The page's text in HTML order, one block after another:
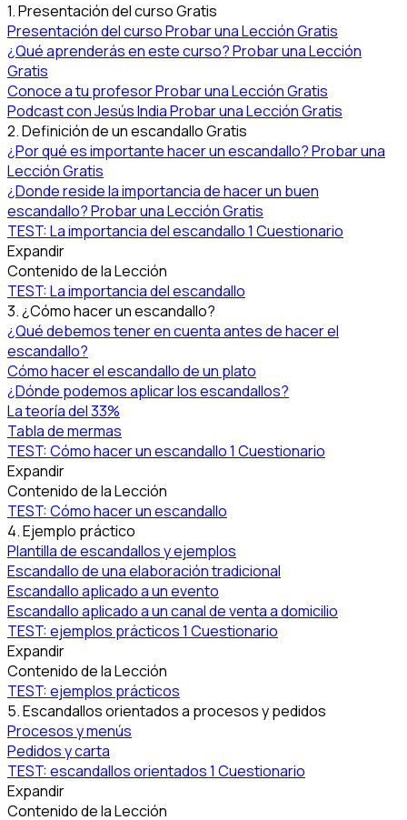
1. Presentación del cursoGratis
Presentación del cursoProbar una Lección Gratis
¿Qué aprenderás en este curso?Probar una Lección
Gratis
Conoce a tu profesorProbar una Lección Gratis
Podcast con Jesús IndiaProbar una Lección Gratis
2. Definición de un escandalloGratis
¿Por qué es importante hacer un escandallo?Probar una
Lección Gratis
¿Donde reside la importancia de hacer un buen
escandallo?Probar una Lección Gratis
TEST: La importancia del escandallo1 Cuestionario
Expandir
Contenido de la Lección
TEST: La importancia del escandallo
3. ¿Cómo hacer un escandallo?
¿Qué debemos tener en cuenta antes de hacer el
escandallo?
Cómo hacer el escandallo de un plato
¿Dónde podemos aplicar los escandallos?
La teoría del 33%
Tabla de mermas
TEST: Cómo hacer un escandallo1 Cuestionario
Expandir
Contenido de la Lección
TEST: Cómo hacer un escandallo
4. Ejemplo práctico
Plantilla de escandallos y ejemplos
Escandallo de una elaboración tradicional
Escandallo aplicado a un evento
Escandallo aplicado a un canal de venta a domicilio
TEST: ejemplos prácticos1 Cuestionario
Expandir
Contenido de la Lección
TEST: ejemplos prácticos
5. Escandallos orientados a procesos y pedidos
Procesos y menús
Pedidos y carta
TEST: escandallos orientados1 Cuestionario
Expandir
Contenido de la Lección